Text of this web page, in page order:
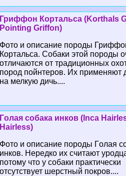
Гриффон Кортальса (Korthals
Pointing Griffon)
Фото и описание породы
Кортальса. Собаки этой породы
отличаются от традиционных
пород пойнтеров. Их применяют
на мелкую дичь....
Гoлая собака инков (Inca
Hairless)
Фото и описание породы Гoлая
инков. Нередко их считают
потому что у собаки пpaктически
отсутствует шерстный покров....